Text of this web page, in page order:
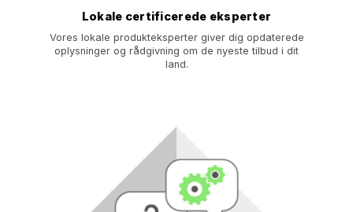
Lokale certificerede eksperter
Vores lokale produkteksperter giver dig opdaterede
oplysninger og rådgivning om de nyeste tilbud i dit
land.